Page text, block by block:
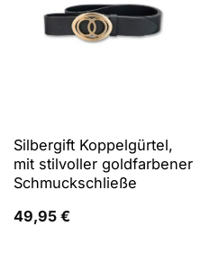
Silbergift Koppelgürtel,
mit stilvoller goldfarbener
Schmuckschließe
49,95 €